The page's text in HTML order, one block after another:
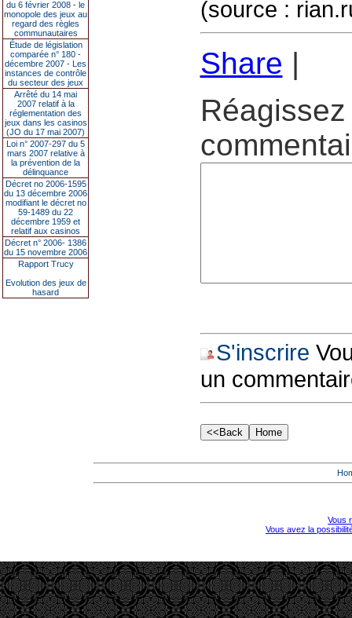
du 6 février 2008 - le
monopole des jeux au
regard des règles
communautaires
Étude de législation
comparée n° 180 -
décembre 2007 - Les
instances de contrôle
du secteur des jeux
Arrêté du 14 mai
2007 relatif à la
réglementation des
jeux dans les casinos
(JO du 17 mai 2007)
Loi n° 2007-297 du 5
mars 2007 relative à
la prévention de la
délinquance
Décret no 2006-1595
du 13 décembre 2006
modifiant le décret no
59-1489 du 22
décembre 1959 et
relatif aux casinos
Décret n° 2006- 1386
du 15 novembre 2006
Rapport Trucy
Evolution des jeux de
hasard
(source :
Share |
S'inscrire
un
Vous
Vous avez la